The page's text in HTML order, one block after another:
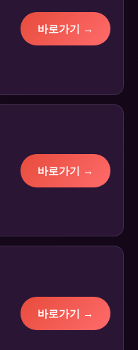
바로가기 →
바로가기 →
바로가기 →